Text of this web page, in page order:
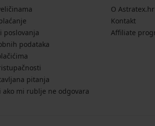
poslovanja
podataka
pitanja
ako mi rublje ne odgovara
O Astratex.hr
Kontakt
Affiliate